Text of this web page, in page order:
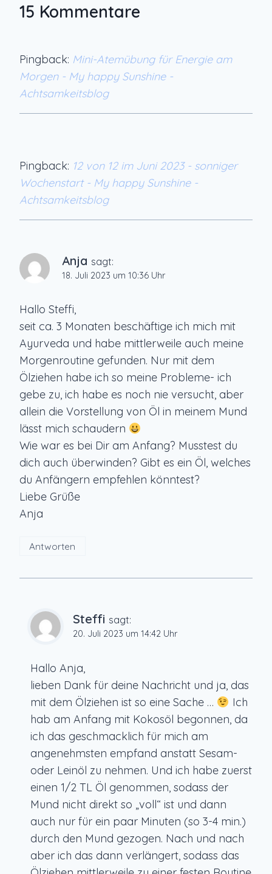
15 Kommentare
Pingback: Mini-Atemübung für Energie am
Morgen - My happy Sunshine -
Achtsamkeitsblog
Pingback: 12 von 12 im Juni 2023 - sonniger
Wochenstart - My happy Sunshine -
Achtsamkeitsblog
Anja sagt:
18. Juli 2023 um 10:36 Uhr
Hallo Steffi,
seit ca. 3 Monaten beschäftige ich mich mit
Ayurveda und habe mittlerweile auch meine
Morgenroutine gefunden. Nur mit dem
Ölziehen habe ich so meine Probleme- ich
gebe zu, ich habe es noch nie versucht, aber
allein die Vorstellung von Öl in meinem Mund
lässt mich schaudern
Wie war es bei Dir am Anfang? Musstest du
dich auch überwinden? Gibt es ein Öl, welches
du Anfängern empfehlen könntest?
Liebe Grüße
Anja
Antworten
Steffi sagt:
20. Juli 2023 um 14:42 Uhr
Hallo Anja,
lieben Dank für deine Nachricht und ja, das
mit dem Ölziehen ist so eine Sache …
Ich
hab am Anfang mit Kokosöl begonnen, da
ich das geschmacklich für mich am
angenehmsten empfand anstatt Sesam-
oder Leinöl zu nehmen. Und ich habe zuerst
einen 1/2 TL Öl genommen, sodass der
Mund nicht direkt so „voll“ ist und dann
auch nur für ein paar Minuten (so 3-4 min.)
durch den Mund gezogen. Nach und nach
aber ich das dann verlängert, sodass das